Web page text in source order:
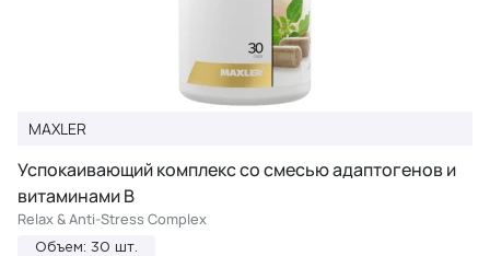
MAXLER
Успокаивающий комплекс со смесью адаптогенов и
витаминами B
Relax & Anti-Stress Complex
Объем: 30 шт.